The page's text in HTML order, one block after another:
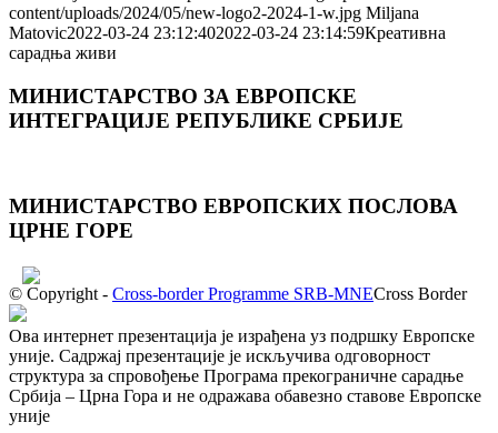
content/uploads/2024/05/new-logo2-2024-1-w.jpg Miljana
Matovic2022-03-24 23:12:402022-03-24 23:14:59Креативна
сарадња живи
МИНИСТАРСТВО ЗА ЕВРОПСКЕ
ИНТЕГРАЦИЈЕ РЕПУБЛИКЕ СРБИЈЕ
МИНИСТАРСТВО ЕВРОПСКИХ ПОСЛОВА
ЦРНЕ ГОРE
© Copyright - Cross-border Programme SRB-MNECross Border
Ова интернет презентација је израђена уз подршку Европске
уније. Садржај презентације је искључива одговорност
структура за спровођење Програма прекограничне сарадње
Србија – Црна Гора и не одражава обавезно ставове Европске
уније